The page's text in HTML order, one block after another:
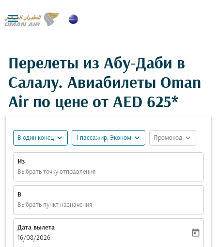

Перелеты из Абу-Даби в
Салалу. Авиабилеты Oman
Air по цене от AED 625*
В один конец expand_more 1 пассажир, Эконом expand_more Промокод expand_more
Из
Выбрать точку отправления
В
Выбрать пункт назначения
Дата вылета
fc-booking-departure-date-aria-label
16/08/2026
today